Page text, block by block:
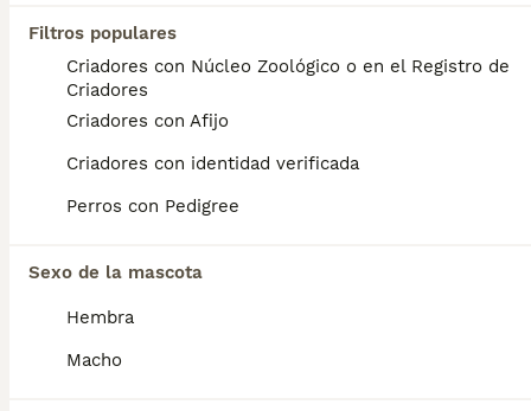
Filtros populares
Criadores con Núcleo Zoológico o en el Registro de
Criadores
Criadores con Afijo
Criadores con identidad verificada
Perros con Pedigree
Sexo de la mascota
Hembra
Macho
¿Qué es un perro de pastor
polaco de podhale?
El Perro de Pastor Polaco de Podhale es una
montañas de los Cárpatos en Polonia.
siglos para proteger y vigilar rebaños de